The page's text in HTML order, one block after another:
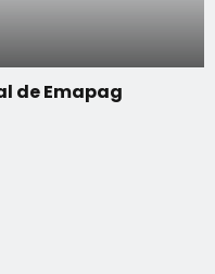
de Emapag